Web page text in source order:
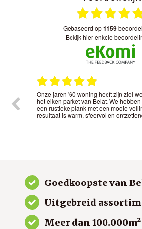
gebaseerd op1159
bekijk hier enkele
Onze jaren '60 woning heeft zijn ziel
het eiken parket van Belat. We
een rustieke plank met een mooie
resultaat is warm, sfeervol en
Goedkoopste van
Uitgebreid
Meer dan